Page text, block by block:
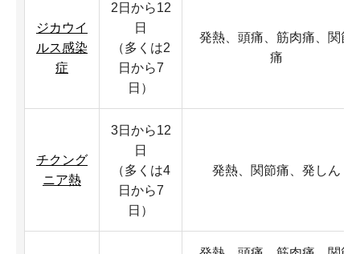
ジカウイ
ルス感染
症
2日から12
日
（多くは2
日から7
日）
発熱、頭痛、筋肉痛、関節
痛
チクング
ニア熱
3日から12
日
（多くは4
日から7
日）
発熱、関節痛、発しん